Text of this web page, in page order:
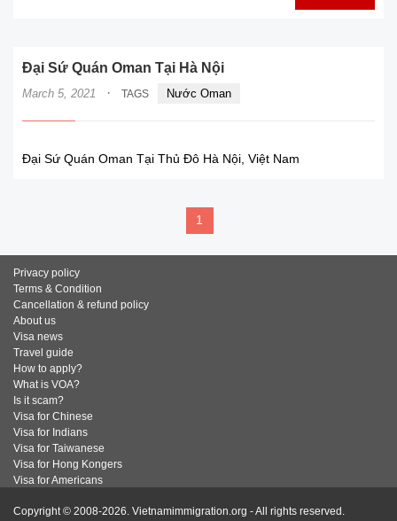
Đại Sứ Quán Oman Tại Hà Nội
March 5, 2021 · TAGS Nước Oman
Đại Sứ Quán Oman Tại Thủ Đô Hà Nội, Việt Nam
1
Privacy policy
Terms & Condition
Cancellation & refund policy
About us
Visa news
Travel guide
How to apply?
What is VOA?
Is it scam?
Visa for Chinese
Visa for Indians
Visa for Taiwanese
Visa for Hong Kongers
Visa for Americans
Copyright © 2008-2026. Vietnamimmigration.org - All rights reserved.